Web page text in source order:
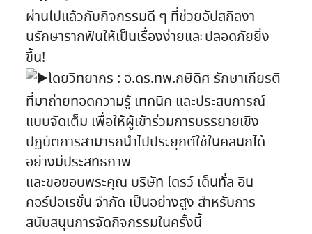
ผ่านไปแล้วกับกิจกรรมดี ๆ ที่ช่วยอัปสกิลงา
นรักษารากฟันให้เป็นเรื่องง่ายและปลอดภัยยิ่ง
ขึ้น!
โดยวิทยากร : อ.ดร.ทพ.กษิดิศ รักษาเกียรติ
ที่มาถ่ายทอดความรู้ เทคนิค และประสบการณ์
แบบจัดเต็ม เพื่อให้ผู้เข้าร่วมการบรรยายเชิง
ปฏิบัติการสามารถนำไปประยุกต์ใช้ในคลินิกได้
อย่างมีประสิทธิภาพ
และขอขอบพระคุณ บริษัท ไดรว์ เด็นทั่ล อิน
คอร์ปอเรชั่น จำกัด เป็นอย่างสูง สำหรับการ
สนับสนุนการจัดกิจกรรมในครั้งนี้